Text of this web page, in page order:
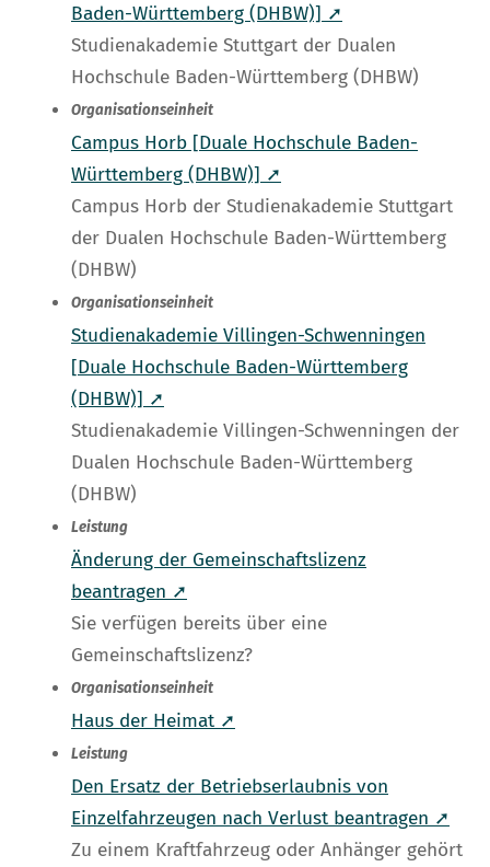
Baden-Württemberg (DHBW)] ➚
Studienakademie Stuttgart der Dualen
Hochschule Baden-Württemberg (DHBW)
Organisationseinheit
Campus Horb [Duale Hochschule Baden-
Württemberg (DHBW)] ➚
Campus Horb der Studienakademie Stuttgart
der Dualen Hochschule Baden-Württemberg
(DHBW)
Organisationseinheit
Studienakademie Villingen-Schwenningen
[Duale Hochschule Baden-Württemberg
(DHBW)] ➚
Studienakademie Villingen-Schwenningen der
Dualen Hochschule Baden-Württemberg
(DHBW)
Leistung
Änderung der Gemeinschaftslizenz
beantragen ➚
Sie verfügen bereits über eine
Gemeinschaftslizenz?
Organisationseinheit
Haus der Heimat ➚
Leistung
Den Ersatz der Betriebserlaubnis von
Einzelfahrzeugen nach Verlust beantragen ➚
Zu einem Kraftfahrzeug oder Anhänger gehört